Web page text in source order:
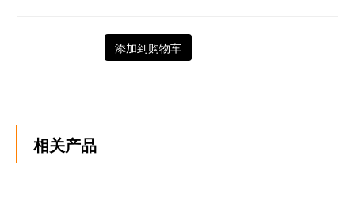
添加到购物车
相关产品